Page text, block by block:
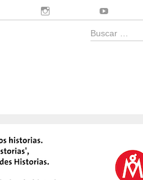
Buscar